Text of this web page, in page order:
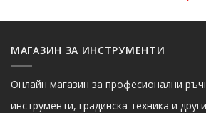
МАГАЗИН ЗА ИНСТРУМЕНТИ
Онлайн магазин за професионални
инструменти, градинска техника и